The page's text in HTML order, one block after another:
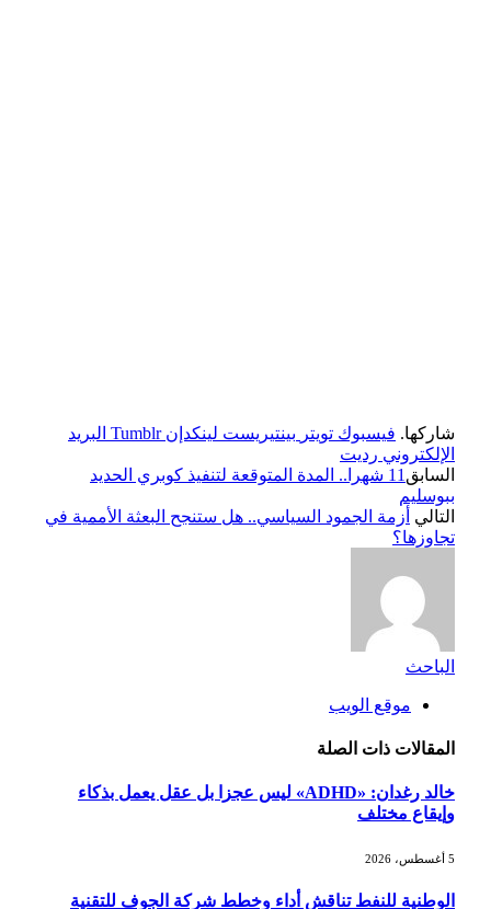
شاركها. فيسبوك تويتر بينتيريست لينكدإن Tumblr البريد
الإلكتروني رديت
السابق
11 شهرا.. المدة المتوقعة لتنفيذ كوبري الحديد
ببوسليم
التالي أزمة الجمود السياسي.. هل ستنجح البعثة الأممية في
تجاوزها؟
الباحث
موقع الويب
المقالاتذات الصلة
خالد رغدان: «ADHD» ليس عجزا بل عقل يعمل بذكاء
وإيقاع مختلف
الوطنية للنفط تناقش أداء وخطط شركة الجوف للتقنية